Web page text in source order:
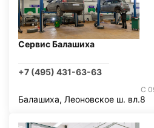
Сервис Балашиха
+7 (495) 431-63-63
С
Балашиха, Леоновское ш. вл.8